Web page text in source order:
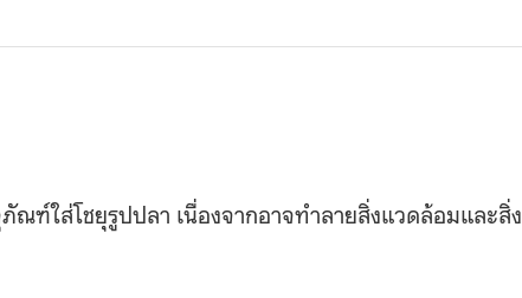
ณฑ์ใส่โชยุรูปปลา เนื่องจากอาจทำลายสิ่งแวดล้อมและสิ่